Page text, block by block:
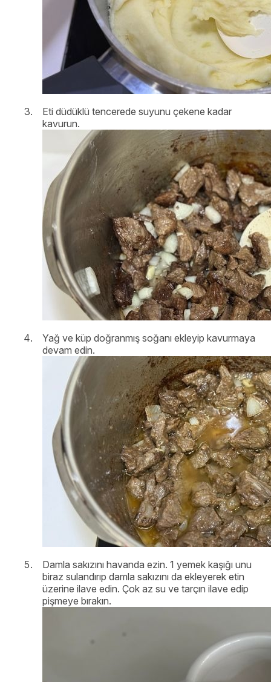
Eti düdüklü tencerede suyunu çekene kadar
kavurun.
Yağ ve küp doğranmış soğanı ekleyip kavurmaya
devam edin.
Damla sakızını havanda ezin. 1 yemek kaşığı unu
biraz sulandırıp damla sakızını da ekleyerek etin
üzerine ilave edin. Çok az su ve tarçın ilave edip
pişmeye bırakın.